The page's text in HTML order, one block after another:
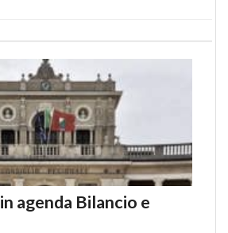
agenda Bilancio e